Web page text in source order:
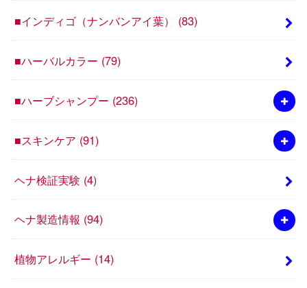
■インディゴ（ナンバンアイ葉） (83)
■ハーバルカラー (79)
■ハーブシャンプー (236)
■スキンケア (91)
ヘナ検証実験 (4)
ヘナ製造情報 (94)
植物アレルギー (14)